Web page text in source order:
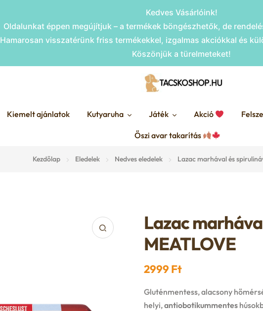
Kedves Vásárlóink!
Oldalunkat éppen megújítjuk – a termékek böngészhetők, de
Hamarosan visszatérünk friss termékekkel, izgalmas akciókkal és
Köszönjük a türelmeteket!
Kiemelt ajánlatok Kutyaruha Játék Akció
Őszi avar takarítás
Kezdőlap Eledelek Nedves eledelek Lazac marhával és
Lazac
MEATLOVE
2999 Ft
Gluténmentess, alacsony
helyi,antiobotikummentes